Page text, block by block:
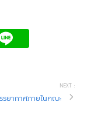
รยากาศภายในคณะ